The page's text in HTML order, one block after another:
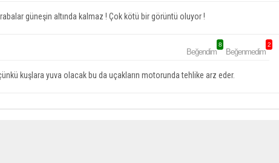
güneşin altında kalmaz ! Çok kötü bir görüntü oluyor !
Beğendim
8
Beğenmedim
2
kuşlara yuva olacak bu da uçakların motorunda tehlike arz eder.